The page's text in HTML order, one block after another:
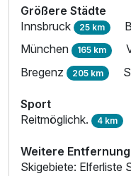
Größere Städte
Innsbruck 25 km
München 165 km
Bregenz 205 km
Sport
Reitmöglichk. 4 km
Weitere
Skigebiete: Elferliste